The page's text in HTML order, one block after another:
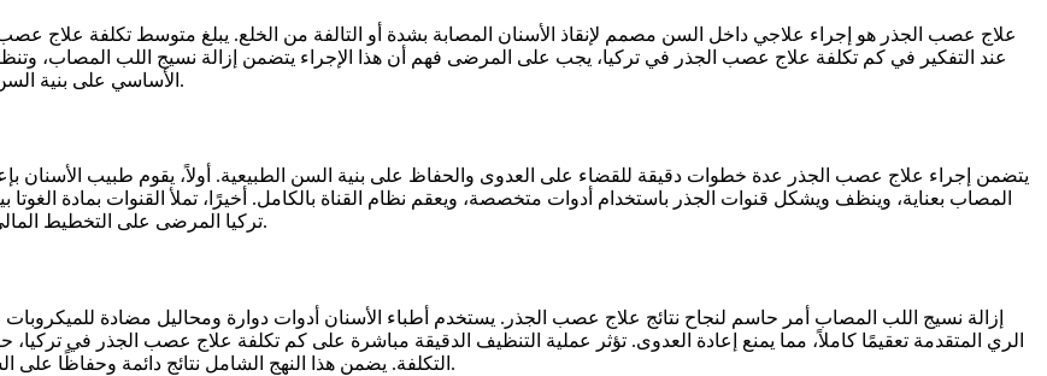
عند التفكير في كم تكلفة علاج عصب الجذر في تركيا، يجب على المرضى فهم أن هذا الإجراء يتضمن إزالة نسيج اللب المصاب، وتنظيف
الأساسي على بنية السن الطبيعية مع القضاء على الألم ومنع انتشار العدوى إلى الأنسجة المحيطة.
يتضمن إجراء علاج عصب الجذر عدة خطوات دقيقة للقضاء على العدوى والحفاظ على بنية السن الطبيعية. أولاً، يقوم طبيب
المصاب بعناية، وينظف ويشكل قنوات الجذر باستخدام أدوات متخصصة، ويعقم نظام القناة بالكامل. أخيرًا، تملأ القنوات بمادة
تركيا المرضى على التخطيط المالي لهذا الإجراء المنقذ للسن وضمان الحفاظ على السن على المدى الطويل.
إزالة نسيج اللب المصاب أمر حاسم لنجاح نتائج علاج عصب الجذر. يستخدم أطباء الأسنان أدوات دوارة ومحاليل مضادة للميكروبات
الري المتقدمة تعقيمًا كاملاً، مما يمنع إعادة العدوى. تؤثر عملية التنظيف الدقيقة مباشرة على كم تكلفة علاج عصب الجذر في
التكلفة. يضمن هذا النهج الشامل نتائج دائمة وحفاظًا على السن للمرضى الدوليين الباحثين عن رعاية علاجية داخل السن عالية الجودة.